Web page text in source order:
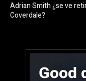
Adrian Smith ¿se ve
Coverdale?